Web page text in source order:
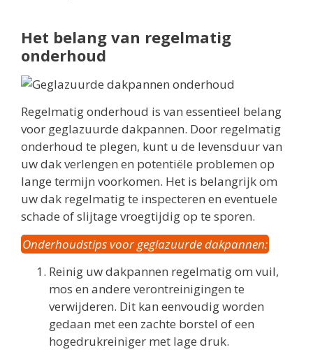
Het belang van regelmatig
onderhoud
Regelmatig onderhoud is van essentieel belang
voor geglazuurde dakpannen. Door regelmatig
onderhoud te plegen, kunt u de levensduur van
uw dak verlengen en potentiële problemen op
lange termijn voorkomen. Het is belangrijk om
uw dak regelmatig te inspecteren en eventuele
schade of slijtage vroegtijdig op te sporen.
Onderhoudstips voor geglazuurde dakpannen:
Reinig uw dakpannen regelmatig om vuil,
mos en andere verontreinigingen te
verwijderen. Dit kan eenvoudig worden
gedaan met een zachte borstel of een
hogedrukreiniger met lage druk.